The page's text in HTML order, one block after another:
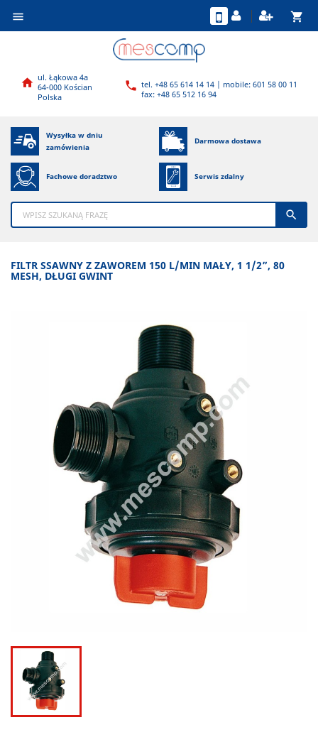
 shopping_cart
 ul. Łąkowa 4a
64-000 Kościan
Polska
 tel. +48 65 614 14 14 | mobile: 601 58 00 11
fax: +48 65 512 16 94
Wysyłka w dniu
zamówienia
Darmowa dostawa
Fachowe doradztwo Serwis zdalny

FILTR SSAWNY Z ZAWOREM 150 L/MIN MAŁY, 1 1/2”, 80
MESH, DŁUGI GWINT